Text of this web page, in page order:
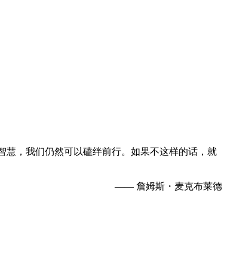
慧，我们仍然可以磕绊前行。如果不这样的话，就
—— 詹姆斯・麦克布莱德